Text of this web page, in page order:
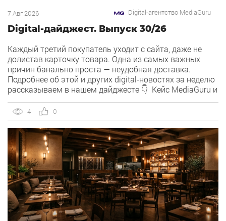
7 Авг 2026 Digital-агентство MediaGuru
Digital-дайджест. Выпуск 30/26
Каждый третий покупатель уходит с сайта, даже не
долистав карточку товара. Одна из самых важных
причин банально проста — неудобная доставка.
Подробнее об этой и других digital-новостях за неделю
рассказываем в нашем дайджесте 👇 Кейс MediaGuru и
Агентство продвигает ресторан OSH by Урюк в
геоперформансе […]
4 0